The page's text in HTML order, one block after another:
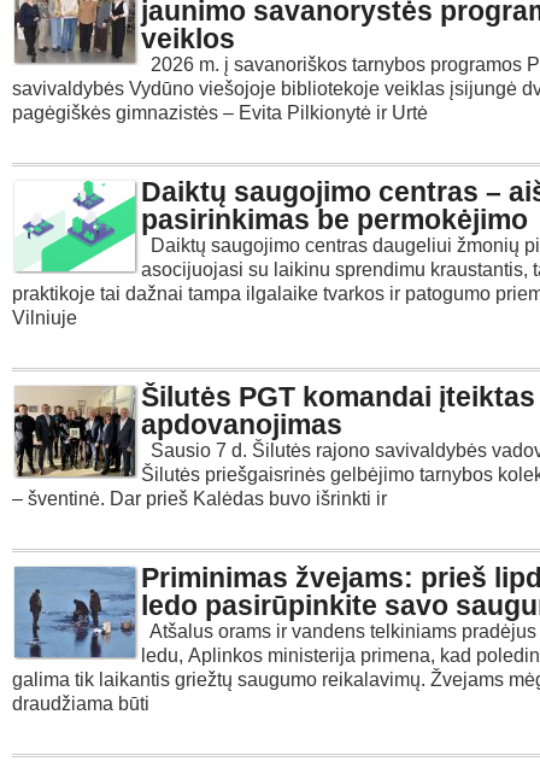
jaunimo savanorystės
veiklos
2026 m. į savanoriškos tarnybos programos
savivaldybės Vydūno viešojoje bibliotekoje veiklas įsijungė
pagėgiškės gimnazistės – Evita Pilkionytė ir Urtė
Daiktų saugojimo centras –
pasirinkimas be permokėjimo
Daiktų saugojimo centras daugeliui žmonių
asocijuojasi su laikinu sprendimu kraustantis,
praktikoje tai dažnai tampa ilgalaike tvarkos ir patogumo
Vilniuje
Šilutės PGT komandai įteiktas
apdovanojimas
Sausio 7 d. Šilutės rajono savivaldybės
Šilutės priešgaisrinės gelbėjimo tarnybos
– šventinė. Dar prieš Kalėdas buvo išrinkti ir
Priminimas žvejams: prieš
ledo pasirūpinkite savo
Atšalus orams ir vandens telkiniams
ledu, Aplinkos ministerija primena, kad
galima tik laikantis griežtų saugumo reikalavimų. Žvejams
draudžiama būti